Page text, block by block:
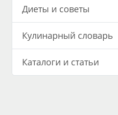
Диеты и советы
Кулинарный словарь
Каталоги и статьи